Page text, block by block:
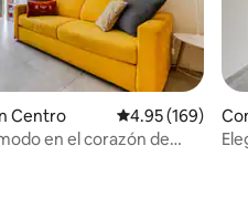
Centro Calificación
4.95 (169)
en el corazón de